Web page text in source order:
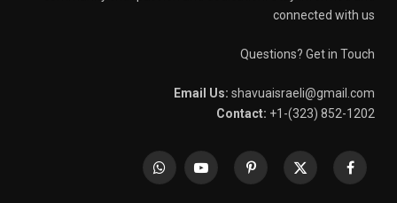
connected with us
Questions? Get in Touch
Email Us: shavuaisraeli@gmail.com
Contact: +1-(323) 852-1202
Facebook
X
Pinterest
YouTube
WhatsApp